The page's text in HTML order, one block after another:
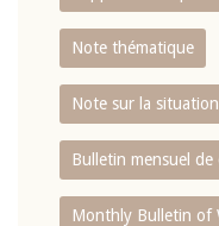
Note thématique
Note sur la
Bulletin mensuel
Monthly Bulletin of